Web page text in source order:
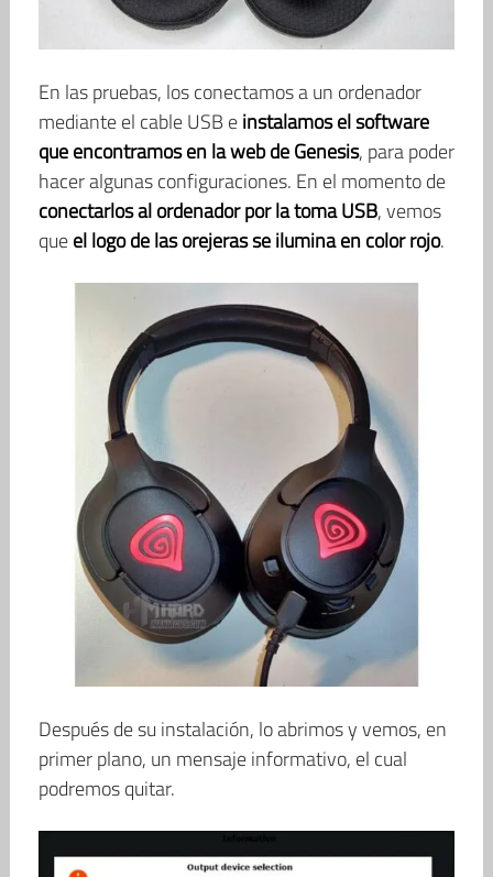
En las pruebas, los conectamos a un ordenador
mediante el cable USB einstalamos el software
que encontramos en la web de Genesis, para poder
hacer algunas configuraciones. En el momento de
conectarlos al ordenador por la toma USB, vemos
queel logo de las orejeras se ilumina en color rojo.
Después de su instalación, lo abrimos y vemos, en
primer plano, un mensaje informativo, el cual
podremos quitar.